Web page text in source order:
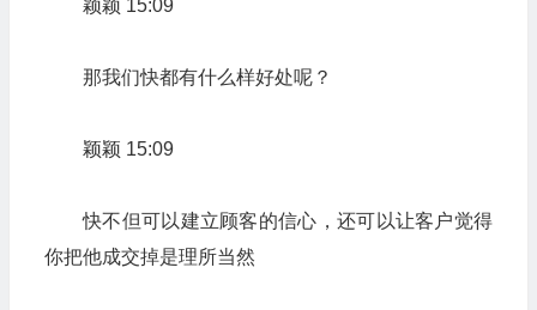
颖颖 15:09
那我们快都有什么样好处呢？
颖颖 15:09
快不但可以建立顾客的信心，还可以让客户觉得
你把他成交掉是理所当然